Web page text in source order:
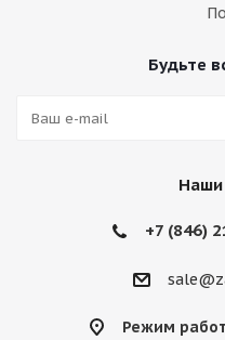
Будьте
Наши
+7 (846)
Режим